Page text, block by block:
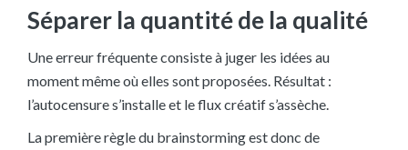
Séparer la quantité de la qualité
Une erreur fréquente consiste à juger les idées au
moment même où elles sont proposées. Résultat :
l’autocensure s’installe et le flux créatif s’assèche.
La première règle du brainstorming est donc de